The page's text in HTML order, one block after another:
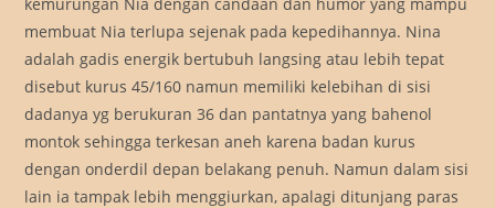
membuat Nia terlupa sejenak pada kepedihannya. Nina
adalah gadis energik bertubuh langsing atau lebih tepat
disebut kurus 45/160 namun memiliki kelebihan di sisi
dadanya yg berukuran 36 dan pantatnya yang bahenol
montok sehingga terkesan aneh karena badan kurus
dengan onderdil depan belakang penuh. Namun dalam sisi
lain ia tampak lebih menggiurkan, apalagi ditunjang paras